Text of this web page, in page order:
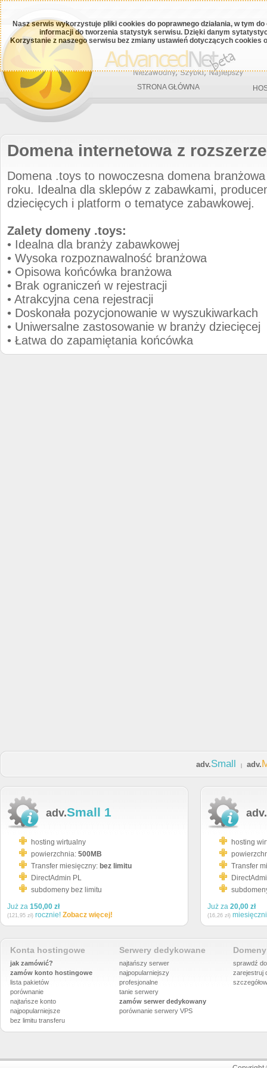
Nasz serwis wykorzystuje pliki cookies do poprawnego działania, w tym
informacji do tworzenia statystyk serwisu. Dzięki danym
Korzystanie z naszego serwisu bez zmiany ustawień dotyczących cookies
STRONA GŁÓWNA
Domena internetowa z
Domena .toys to nowoczesna domena
roku. Idealna dla sklepów z zabawkami,
dziecięcych i platform o tematyce zabawkowej.
Zalety domeny .toys:
• Idealna dla branży zabawkowej
• Wysoka rozpoznawalność branżowa
• Opisowa końcówka branżowa
• Brak ograniczeń w rejestracji
• Atrakcyjna cena rejestracji
• Doskonała pozycjonowanie w wyszukiwarkach
• Uniwersalne zastosowanie w branży dziecięcej
• Łatwa do zapamiętania końcówka
adv.Small adv.
adv.Small 1
hosting wirtualny
powierzchnia: 500MB
Transfer miesięczny: bez limitu
DirectAdmin PL
subdomeny bez limitu
Już za 150,00 zł
(121,95 zł) rocznie! Zobacz więcej!
adv.
hosting
Transfer
Już za 20,00 zł
(16,26 zł)
Konta hostingowe
jak zamówić?
zamów konto hostingowe
lista pakietów
porównanie
najtańsze konto
najpopularniejsze
bez limitu transferu
Serwery dedykowane
najtańszy serwer
najpopularniejszy
profesjonalne
tanie serwery
zamów serwer dedykowany
porównanie serwery VPS
sprawdź
zarejestruj